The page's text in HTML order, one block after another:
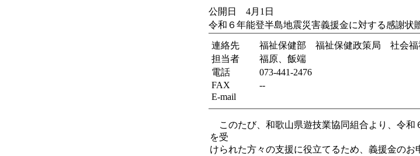
公開日 4月1日
令和６年能登半島地震災害義援金に対する感謝状
連絡先
福祉保健部 福祉保健政策局 社会福
担当者
福原、飯端
電話
073-441-2476
FAX
--
E-mail
このたび、和歌山県遊技業協同組合より、令和
を受
けられた方々の支援に役立てるため、義援金のお